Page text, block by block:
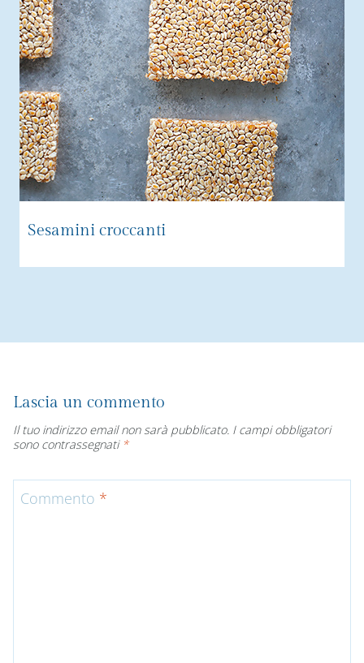
Sesamini croccanti
Lascia un commento
Il tuo indirizzo email non sarà pubblicato. I campi obbligatori
sono contrassegnati *
Commento *